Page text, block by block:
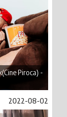
Piroca) -
2022-08-02